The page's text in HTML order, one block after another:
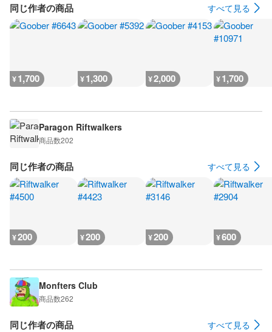
同じ作者の商品 すべて見る
¥1,700 ¥1,300 ¥2,000 ¥1,700
Paragon Riftwalkers
商品数202
同じ作者の商品 すべて見る
¥200 ¥200 ¥200 ¥600
Monfters Club
商品数262
同じ作者の商品 すべて見る